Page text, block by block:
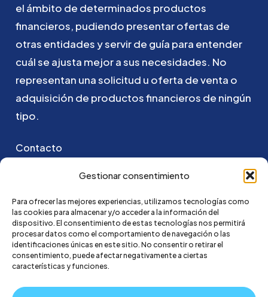
Gestionar consentimiento
Para ofrecer las mejores experiencias, utilizamos tecnologías como
las cookies para almacenar y/o acceder a la información del
dispositivo. El consentimiento de estas tecnologías nos permitirá
procesar datos como el comportamiento de navegación o las
identificaciones únicas en este sitio. No consentir o retirar el
consentimiento, puede afectar negativamente a ciertas
características y funciones.
el ámbito de determinados productos
financieros, pudiendo presentarofertas de
otras entidadesyservirde guía para entender
cuálse ajusta mejorasus necesidades. No
representan unasolicitud u oferta deventa o
adquisición de productosfinancieros de ningún
tipo.
Contacto
Puedes ponerte en contacto con nosotros
hola@credi4me.com